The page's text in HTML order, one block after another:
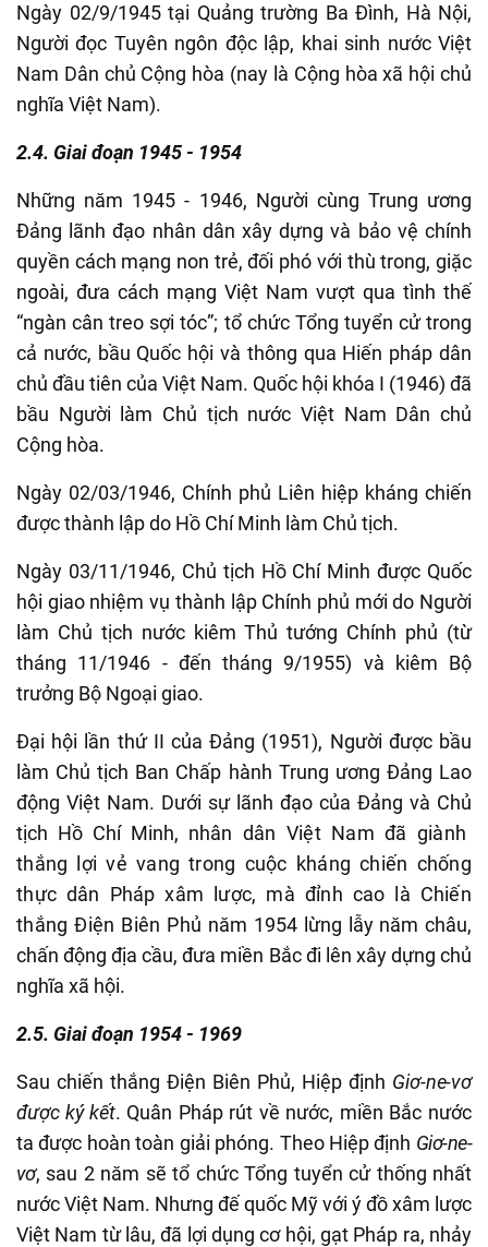
Ngày 02/9/1945 tại Quảng trường Ba Đình, Hà Nội,
Người đọc Tuyên ngôn độc lập, khai sinh nước Việt
Nam Dân chủ Cộng hòa (nay là Cộng hòa xã hội chủ
nghĩa Việt Nam).
2.4. Giai đoạn 1945 - 1954
Những năm 1945 - 1946, Người cùng Trung ương
Đảng lãnh đạo nhân dân xây dựng và bảo vệ chính
quyền cách mạng non trẻ, đối phó với thù trong, giặc
ngoài, đưa cách mạng Việt Nam vượt qua tình thế
“ngàn cân treo sợi tóc”; tổ chức Tổng tuyển cử trong
cả nước, bầu Quốc hội và thông qua Hiến pháp dân
chủ đầu tiên của Việt Nam. Quốc hội khóa I (1946) đã
bầu Người làm Chủ tịch nước Việt Nam Dân chủ
Cộng hòa.
Ngày 02/03/1946, Chính phủ Liên hiệp kháng chiến
được thành lập do Hồ Chí Minh làm Chủ tịch.
Ngày 03/11/1946, Chủ tịch Hồ Chí Minh được Quốc
hội giao nhiệm vụ thành lập Chính phủ mới do Người
làm Chủ tịch nước kiêm Thủ tướng Chính phủ (từ
tháng 11/1946 - đến tháng 9/1955) và kiêm Bộ
trưởng Bộ Ngoại giao.
Đại hội lần thứ II của Đảng (1951), Người được bầu
làm Chủ tịch Ban Chấp hành Trung ương Đảng Lao
động Việt Nam. Dưới sự lãnh đạo của Đảng và Chủ
tịch Hồ Chí Minh, nhân dân Việt Nam đã giành
thắng lợi vẻ vang trong cuộc kháng chiến chống
thực dân Pháp xâm lược, mà đỉnh cao là Chiến
thắng Điện Biên Phủ năm 1954 lừng lẫy năm châu,
chấn động địa cầu, đưa miền Bắc đi lên xây dựng chủ
nghĩa xã hội.
2.5. Giai đoạn 1954 - 1969
Sau chiến thắng Điện Biên Phủ, Hiệp định Giơ-ne-vơ
được ký kết. Quân Pháp rút về nước, miền Bắc nước
ta được hoàn toàn giải phóng. Theo Hiệp định Giơ-ne-
vơ, sau 2 năm sẽ tổ chức Tổng tuyển cử thống nhất
nước Việt Nam. Nhưng đế quốc Mỹ với ý đồ xâm lược
Việt Nam từ lâu, đã lợi dụng cơ hội, gạt Pháp ra, nhảy